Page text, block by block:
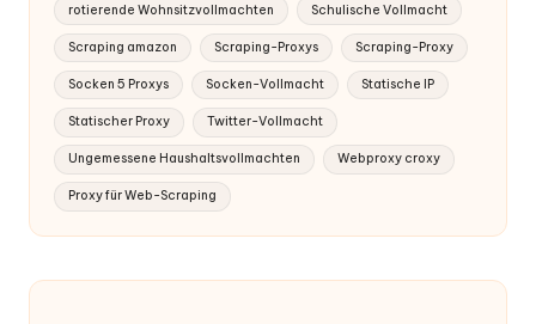
rotierende Wohnsitzvollmachten Schulische Vollmacht
Scraping amazon Scraping-Proxys Scraping-Proxy
Socken 5 Proxys Socken-Vollmacht Statische IP
Statischer Proxy Twitter-Vollmacht
Ungemessene Haushaltsvollmachten Webproxy croxy
Proxy für Web-Scraping